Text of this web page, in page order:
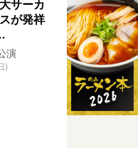
サーカ
が発祥
演
)